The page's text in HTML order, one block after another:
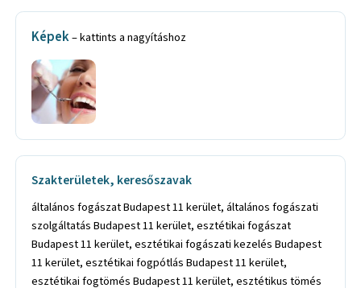
Képek– kattints a nagyításhoz
Szakterületek, keresőszavak
általános fogászat Budapest 11 kerület, általános fogászati
szolgáltatás Budapest 11 kerület, esztétikai fogászat
Budapest 11 kerület, esztétikai fogászati kezelés Budapest
11 kerület, esztétikai fogpótlás Budapest 11 kerület,
esztétikai fogtömés Budapest 11 kerület, esztétikus tömés